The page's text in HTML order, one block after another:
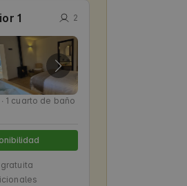
1 2
1 cuarto de baño